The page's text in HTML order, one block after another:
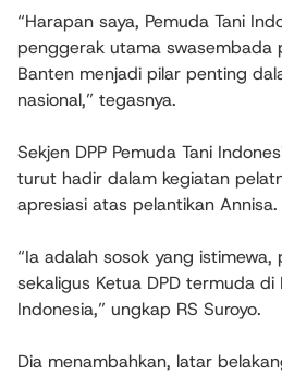
“Harapan saya, Pemuda Tani
penggerak utama swasembada
Banten menjadi pilar penting
nasional,” tegasnya.
Sekjen DPP Pemuda Tani
turut hadir dalam kegiatan
apresiasi atas pelantikan Annisa.
“Ia adalah sosok yang
sekaligus Ketua DPD termuda di
Indonesia,” ungkap RS Suroyo.
Dia menambahkan, latar